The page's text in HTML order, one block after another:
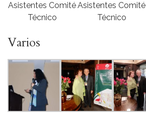
Asistentes Comité
Técnico
Asistentes Comité
Técnico
Varios